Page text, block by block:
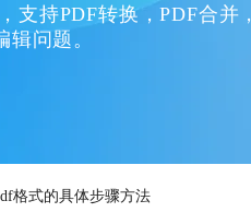
支持PDF转换，PDF合并，
问题。
格式的具体步骤方法